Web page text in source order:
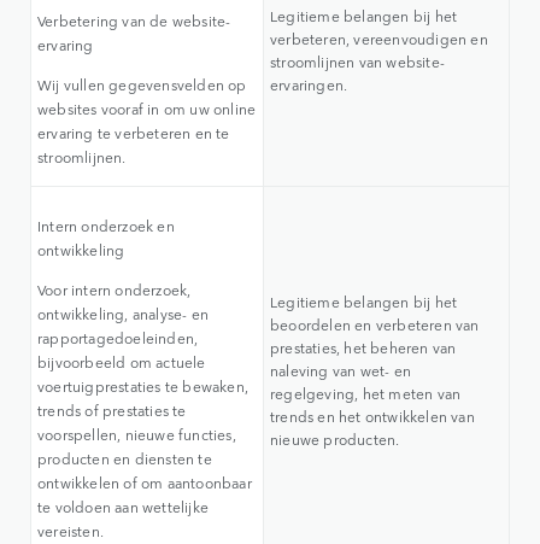
Verbetering van de website-
ervaring
Wij vullen gegevensvelden op
websites vooraf in om uw online
ervaring te verbeteren en te
stroomlijnen.
Legitieme belangen bij het
verbeteren, vereenvoudigen en
stroomlijnen van website-
ervaringen.
Intern onderzoek en
ontwikkeling
Voor intern onderzoek,
ontwikkeling, analyse- en
rapportagedoeleinden,
bijvoorbeeld om actuele
voertuigprestaties te bewaken,
trends of prestaties te
voorspellen, nieuwe functies,
producten en diensten te
ontwikkelen of om aantoonbaar
te voldoen aan wettelijke
vereisten.
Legitieme belangen bij het
beoordelen en verbeteren van
prestaties, het beheren van
naleving van wet- en
regelgeving, het meten van
trends en het ontwikkelen van
nieuwe producten.